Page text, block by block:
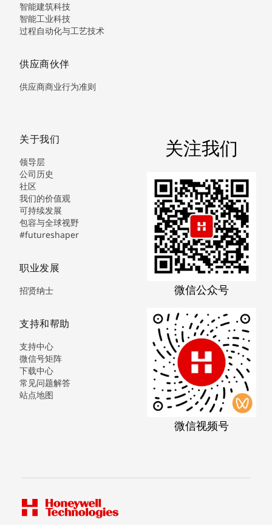
智能建筑科技
智能工业科技
过程自动化与工艺技术
供应商伙伴
供应商商业行为准则
关于我们
领导层
公司历史
社区
我们的价值观
可持续发展
包容与全球视野
#futureshaper
职业发展
招贤纳士
支持和帮助
支持中心
微信号矩阵
下载中心
常见问题解答
站点地图
关注我们
微信公众号
微信视频号